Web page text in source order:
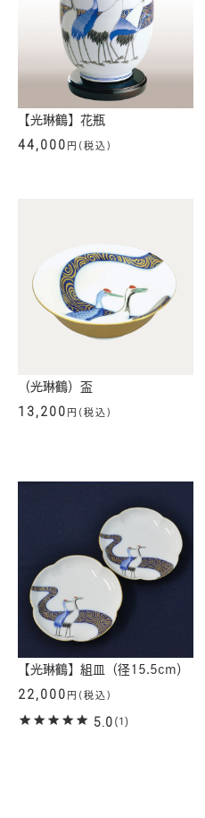
【光琳鶴】花瓶
44,000 円(税込)
（光琳鶴）盃
13,200 円(税込)
【光琳鶴】組皿（径15.5cm）
22,000 円(税込)
5.0 (1)